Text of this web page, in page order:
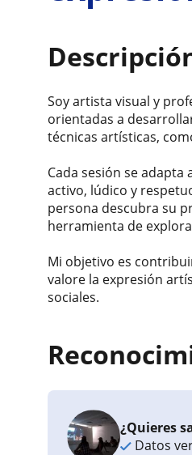
Soy artista visual y
orientadas a
técnicas artísticas,
Cada sesión se
activo, lúdico y
persona descubra su
herramienta de
Mi objetivo es
valore la expresión
sociales.
¿Quieres
Datos